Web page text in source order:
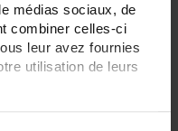
médias sociaux, de
combiner celles-ci
leur avez fournies
utilisation de leurs
3 item(s) Afficher